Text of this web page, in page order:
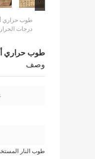
طوب حراري
درجات الحرارة العالية 230 *
طوب حراري أحمر ،
وصف
طوب النار المستخدمة على